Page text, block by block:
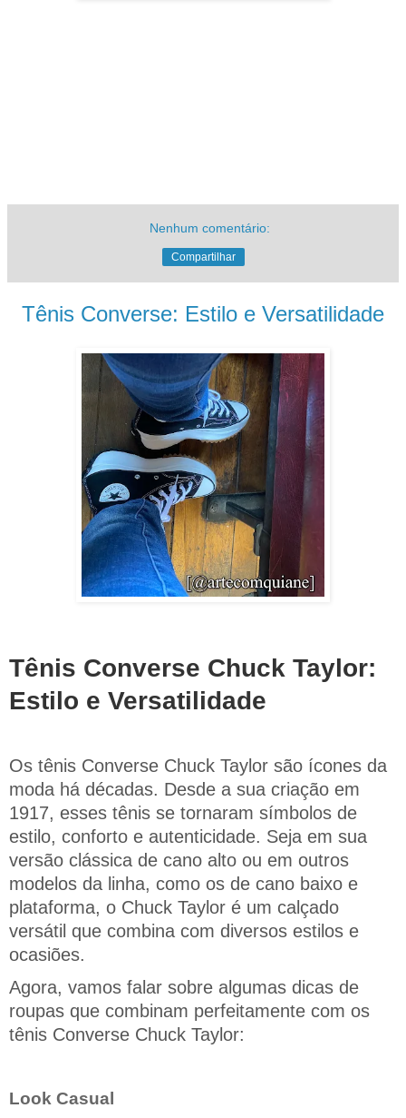
Nenhum comentário:
Compartilhar
Tênis Converse: Estilo e Versatilidade
Tênis Converse Chuck Taylor:
Estilo e Versatilidade
Os tênis Converse Chuck Taylor são ícones da
moda há décadas. Desde a sua criação em
1917, esses tênis se tornaram símbolos de
estilo, conforto e autenticidade. Seja em sua
versão clássica de cano alto ou em outros
modelos da linha, como os de cano baixo e
plataforma, o Chuck Taylor é um calçado
versátil que combina com diversos estilos e
ocasiões.
Agora, vamos falar sobre algumas dicas de
roupas que combinam perfeitamente com os
tênis Converse Chuck Taylor:
Look Casual